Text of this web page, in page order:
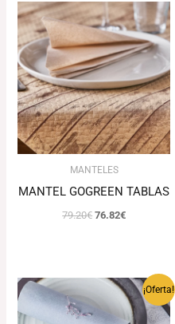
MANTELES
MANTEL GOGREEN TABLAS
79.20€
El
precio
original
era:
79.20€.
76.82€
El
precio
actual
es:
76.82€.
¡Oferta!
Rango
de
precios: